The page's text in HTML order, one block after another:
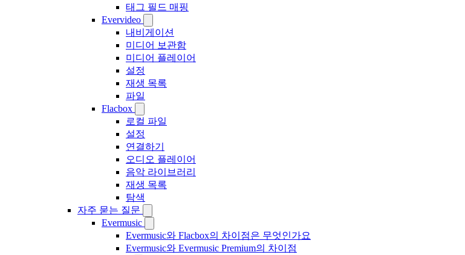
태그 필드 매핑
Evervideo
내비게이션
미디어 보관함
미디어 플레이어
설정
재생 목록
파일
Flacbox
로컬 파일
설정
연결하기
오디오 플레이어
음악 라이브러리
재생 목록
탐색
자주 묻는 질문
Evermusic
Evermusic와 Flacbox의 차이점은 무엇인가요
Evermusic와 Evermusic Premium의 차이점